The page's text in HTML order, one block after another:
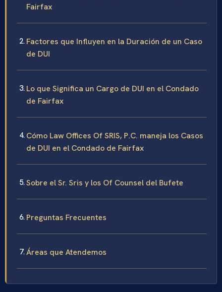
Fairfax
Factores que Influyen en la Duración de un Caso
de DUI
Lo que Significa un Cargo de DUI en el Condado
de Fairfax
Cómo Law Offices Of SRIS, P.C. maneja los Casos
de DUI en el Condado de Fairfax
Sobre el Sr. Sris y los Of Counsel del Bufete
Preguntas Frecuentes
Áreas que Atendemos